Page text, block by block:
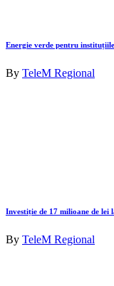
Energie verde pentru
By TeleM Regional
Investiție de 17 milioane de
By TeleM Regional